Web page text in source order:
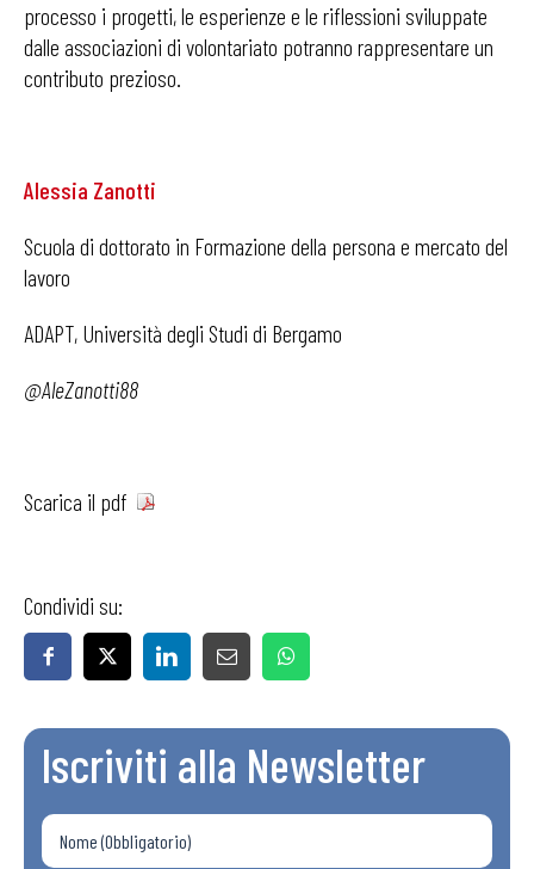
processo i progetti, le esperienze e le riflessioni sviluppate
dalle associazioni di volontariato potranno rappresentare un
contributo prezioso.
Alessia Zanotti
Scuola di dottorato in Formazione della persona e mercato del
lavoro
ADAPT, Università degli Studi di Bergamo
@AleZanotti88
Scarica il pdf
Condividi su:
Iscriviti alla Newsletter